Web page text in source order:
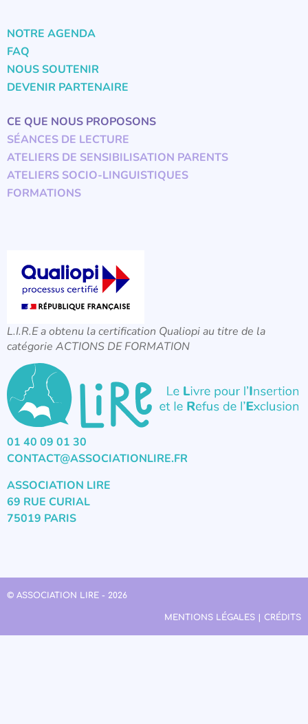
NOTRE AGENDA
FAQ
NOUS SOUTENIR
DEVENIR PARTENAIRE
CE QUE NOUS PROPOSONS
SÉANCES DE LECTURE
ATELIERS DE SENSIBILISATION PARENTS
ATELIERS SOCIO-LINGUISTIQUES
FORMATIONS
L.I.R.E a obtenu la certification Qualiopi au titre de la
catégorie ACTIONS DE FORMATION
01 40 09 01 30
CONTACT@ASSOCIATIONLIRE.FR
ASSOCIATION LIRE
69 RUE CURIAL
75019 PARIS
© ASSOCIATION LIRE - 2026
MENTIONS LÉGALES | CRÉDITS